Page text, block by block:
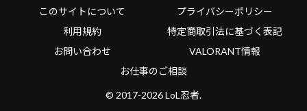
このサイトについて
プライバシーポリシー
利用規約
特定商取引法に基づく表記
お問い合わせ
VALORANT情報
お仕事のご相談
© 2017-2026 LoL忍者.